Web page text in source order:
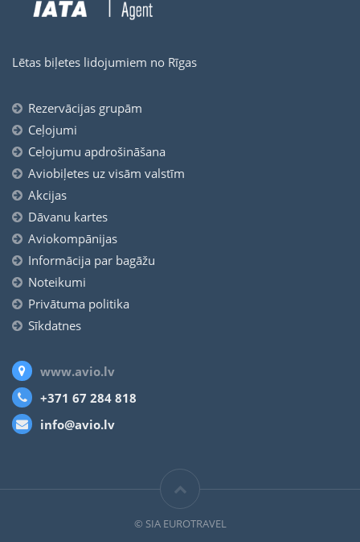
Lētas biļetes lidojumiem no Rīgas
Rezervācijas grupām
Ceļojumi
Ceļojumu apdrošināšana
Aviobiļetes uz visām valstīm
Akcijas
Dāvanu kartes
Aviokompānijas
Informācija par bagāžu
Noteikumi
Privātuma politika
Sīkdatnes
www.avio.lv
+371 67 284 818
info@avio.lv
© SIA EUROTRAVEL